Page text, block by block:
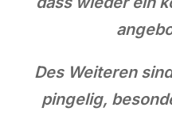
Des Weiteren
pingelig,